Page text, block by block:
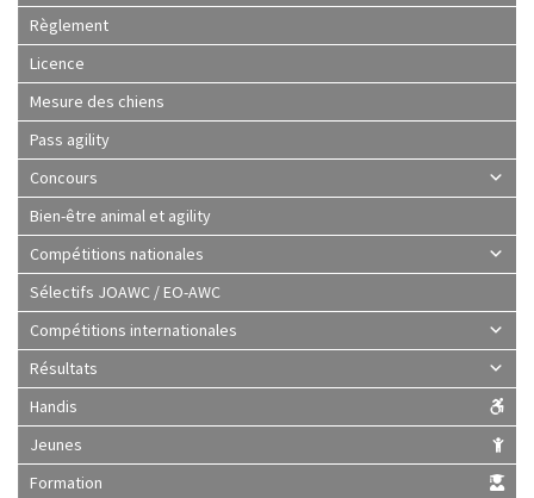
Règlement
Licence
Mesure des chiens
Pass agility
Concours
Bien-être animal et agility
Compétitions nationales
Sélectifs JOAWC / EO-AWC
Compétitions internationales
Résultats
Handis
Jeunes
Formation